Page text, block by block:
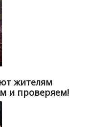
жителям
и проверяем!